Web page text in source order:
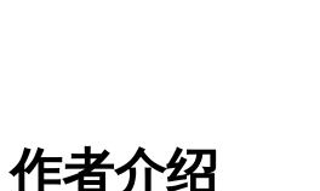
作者介绍